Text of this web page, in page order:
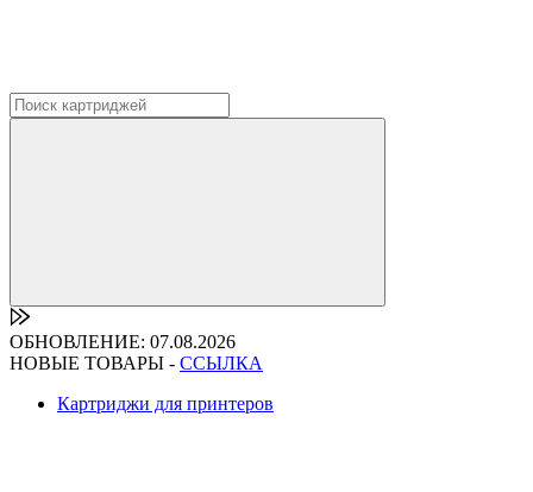
ОБНОВЛЕНИЕ: 07.08.2026
НОВЫЕ ТОВАРЫ - ССЫЛКА
Картриджи для принтеров